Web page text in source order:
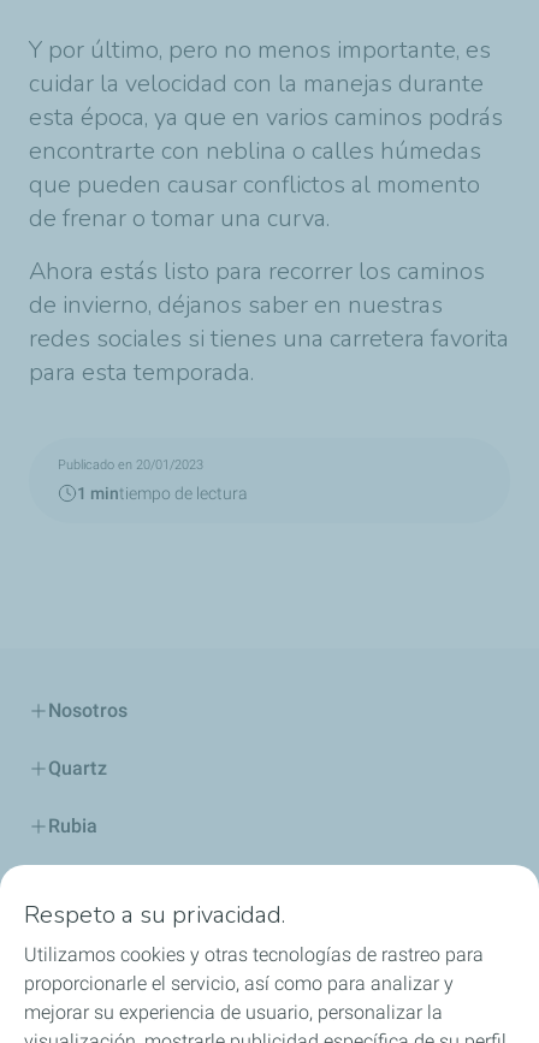
Y por último, pero no menos importante, es
cuidar la velocidad con la manejas durante
esta época, ya que en varios caminos podrás
encontrarte con neblina o calles húmedas
que pueden causar conflictos al momento
de frenar o tomar una curva.
Ahora estás listo para recorrer los caminos
de invierno, déjanos saber en nuestras
redes sociales si tienes una carretera favorita
para esta temporada.
Publicado en 20/01/2023
1 mintiempo de lectura
Nosotros
Quartz
Rubia
Lubricantes y especialidades
Distribuidores
Respeto a su privacidad.
Utilizamos cookies y otras tecnologías de rastreo para
proporcionarle el servicio, así como para analizar y
mejorar su experiencia de usuario, personalizar la